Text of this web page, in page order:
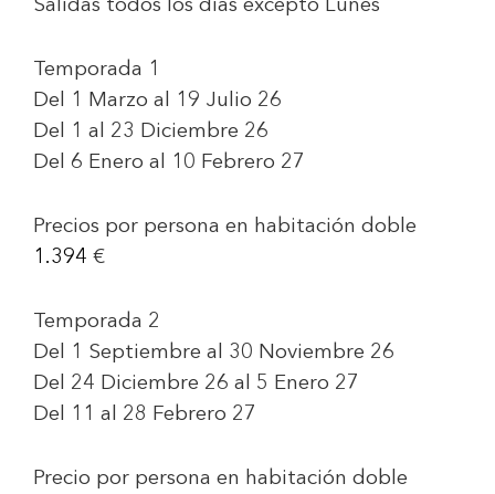
Salidas todos los días excepto Lunes
Temporada 1
Del 1 Marzo al 19 Julio 26
Del 1 al 23 Diciembre 26
Del 6 Enero al 10 Febrero 27
Precios por persona en habitación doble
1.394 €
Temporada 2
Del 1 Septiembre al 30 Noviembre 26
Del 24 Diciembre 26 al 5 Enero 27
Del 11 al 28 Febrero 27
Precio por persona en habitación doble